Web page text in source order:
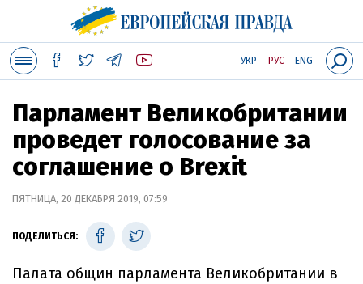
УКР РУС ENG
Парламент Великобритании
проведет голосование за
соглашение о Brexit
ПЯТНИЦА, 20 ДЕКАБРЯ 2019, 07:59
ПОДЕЛИТЬСЯ:
Палата общин парламента Великобритании в